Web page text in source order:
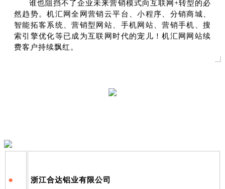
谁也阻挡不了企业未来营销模式向互联网+转型的必
然趋势。机汇网全网营销云平台、小程序、分销商城、
智能拓客系统、营销型网站、手机网站、营销手机、搜
索引擎优化等已成为互联网时代的宠儿！机汇网网站续
费客户持续飘红。
• 浙江合达铝业有限公司